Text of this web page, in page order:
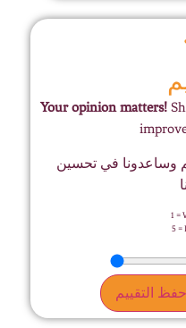
Your opinion matters!
وساعدونا في تحسين